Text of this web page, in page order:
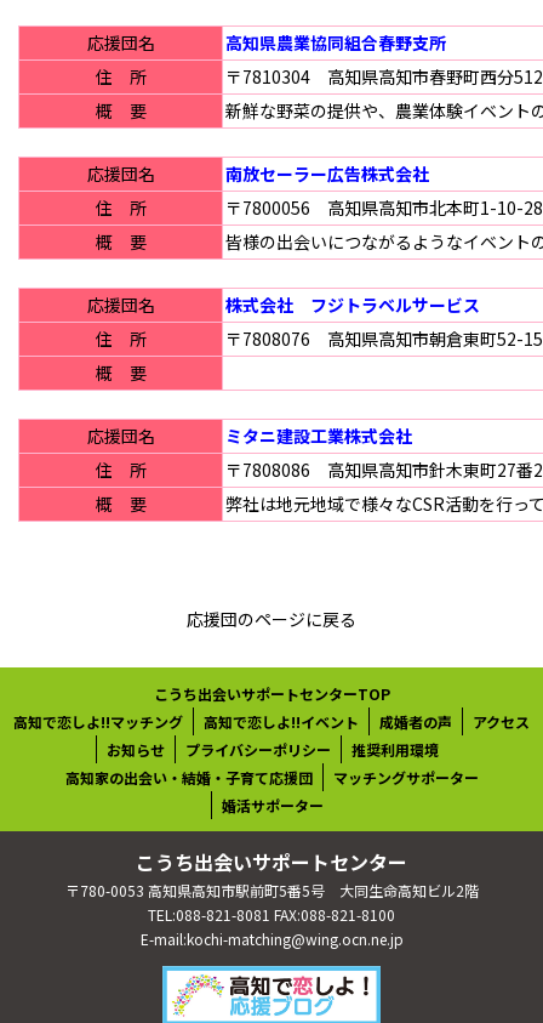
応援団名
高知県農業協同組合春野支所
住 所
〒7810304 高知県高知市春野町西分
概 要
新鮮な野菜の提供や、農業体験イベント
応援団名
南放セーラー広告株式会社
住 所
〒7800056 高知県高知市北本町1-10-28
概 要
皆様の出会いにつながるようなイベント
応援団名
株式会社 フジトラベルサービス
住 所
〒7808076 高知県高知市朝倉東町52-15
概 要
応援団名
ミタニ建設工業株式会社
住 所
〒7808086 高知県高知市針木東町27番
概 要
弊社は地元地域で様々なCSR活動を行っ
応援団のページに戻る
こうち出会いサポートセンターTOP
高知で恋しよ!!マッチング
高知で恋しよ!!イベント 成婚者の声
アクセス
お知らせ
プライバシーポリシー
推奨利用環境
高知家の出会い・結婚・子育て応援団
マッチングサポーター
婚活サポーター
こうち出会いサポートセンター
〒780-0053 高知県高知市駅前町5番5号 大同生命高知ビル2階
TEL:088-821-8081 FAX:088-821-8100
E-mail:kochi-matching@wing.ocn.ne.jp